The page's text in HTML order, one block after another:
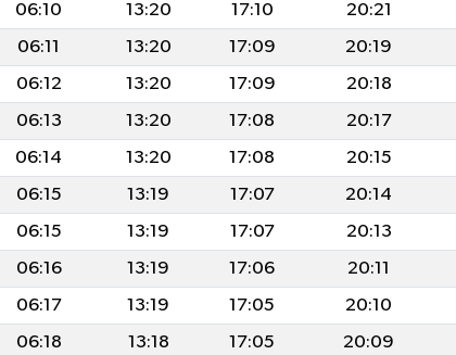
06:10 13:20 17:10 20:21
06:11 13:20 17:09 20:19
06:12 13:20 17:09 20:18
06:13 13:20 17:08 20:17
06:14 13:20 17:08 20:15
06:15 13:19 17:07 20:14
06:15 13:19 17:07 20:13
06:16 13:19 17:06 20:11
06:17 13:19 17:05 20:10
06:18 13:18 17:05 20:09